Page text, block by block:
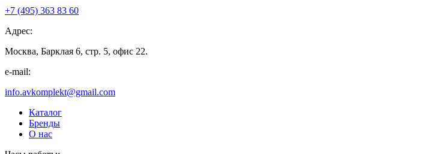
+7 (495) 363 83 60
Адрес:
Москва, Барклая 6, стр. 5, офис 22.
e-mail:
info.avkomplekt@gmail.com
Каталог
Бренды
О нас